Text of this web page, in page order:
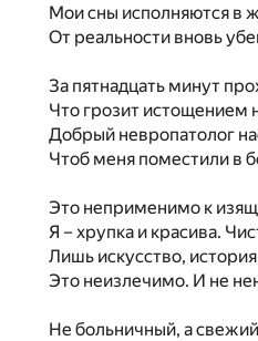
Мои сны исполняются в
От реальности вновь
За пятнадцать минут
Что грозит истощением
Добрый невропатолог
Чтоб меня поместили в
Это неприменимо к
Я – хрупка и красива.
Лишь искусство,
Это неизлечимо. И не
Не больничный, а